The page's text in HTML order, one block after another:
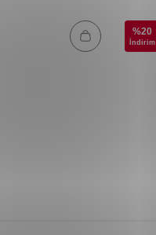
%20
İndirim